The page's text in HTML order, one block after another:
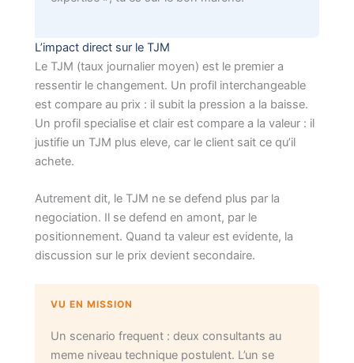
L’impact direct sur le TJM
Le TJM (taux journalier moyen) est le premier a
ressentir le changement. Un profil interchangeable
est compare au prix : il subit la pression a la baisse.
Un profil specialise et clair est compare a la valeur : il
justifie un TJM plus eleve, car le client sait ce qu’il
achete.
Autrement dit, le TJM ne se defend plus par la
negociation. Il se defend en amont, par le
positionnement. Quand ta valeur est evidente, la
discussion sur le prix devient secondaire.
VU EN MISSION
Un scenario frequent : deux consultants au
meme niveau technique postulent. L’un se